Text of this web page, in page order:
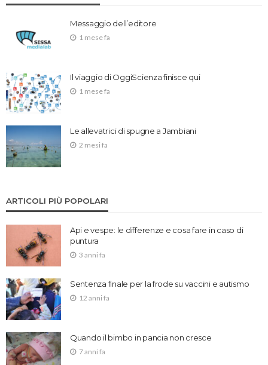
Messaggio dell’editore
1 mese fa
Il viaggio di OggiScienza finisce qui
1 mese fa
Le allevatrici di spugne a Jambiani
2 mesi fa
ARTICOLI PIÙ POPOLARI
Api e vespe: le differenze e cosa fare in caso di
puntura
3 anni fa
Sentenza finale per la frode su vaccini e autismo
12 anni fa
Quando il bimbo in pancia non cresce
7 anni fa